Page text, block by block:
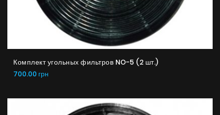
Комплект угольных фильтров NO-5 (2 шт.)
700.00 грн